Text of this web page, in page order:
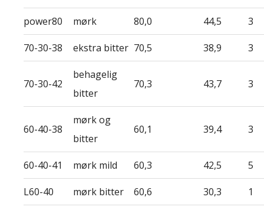
power80 mørk 80,0 44,5 3
70-30-38 ekstra bitter 70,5 38,9 3
70-30-42
behagelig
bitter
70,3 43,7 3
60-40-38
mørk og
bitter
60,1 39,4 3
60-40-41 mørk mild 60,3 42,5 5
L60-40 mørk bitter 60,6 30,3 1